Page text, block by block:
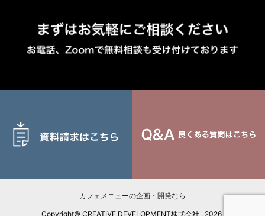
カフェメニューの企画・開発なら
Copyright© CREATIVE DEVELOPMENT株式会社 , 2026 All Rights